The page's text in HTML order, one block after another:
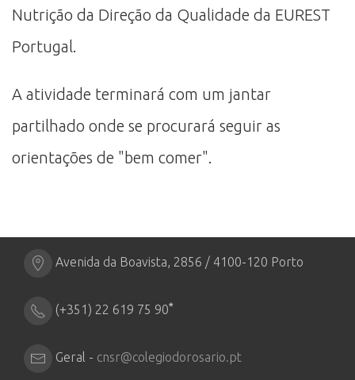
Nutrição da Direção da Qualidade da EUREST
Portugal.
A atividade terminará com um jantar
partilhado onde se procurará seguir as
orientações de "bem comer".
Avenida da Boavista, 2856 / 4100-120 Porto
(+351) 22 619 75 90*
Geral - cnsr@colegiodorosario.pt